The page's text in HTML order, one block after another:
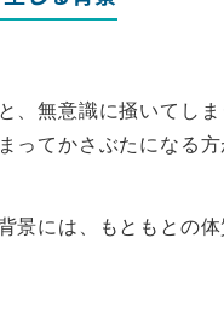
、無意識に掻いてし
ってかさぶたになる方
景には、もともとの